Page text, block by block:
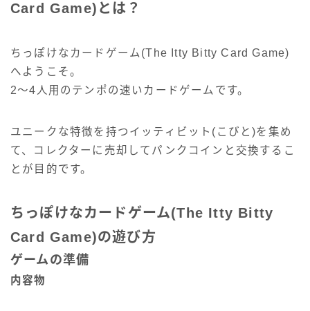
Card Game)とは？
ちっぽけなカードゲーム(The Itty Bitty Card Game)
へようこそ。
2～4人用のテンポの速いカードゲームです。
ユニークな特徴を持つイッティビット(こびと)を集め
て、コレクターに売却してパンクコインと交換するこ
とが目的です。
ちっぽけなカードゲーム(The Itty Bitty
Card Game)の遊び方
ゲームの準備
内容物